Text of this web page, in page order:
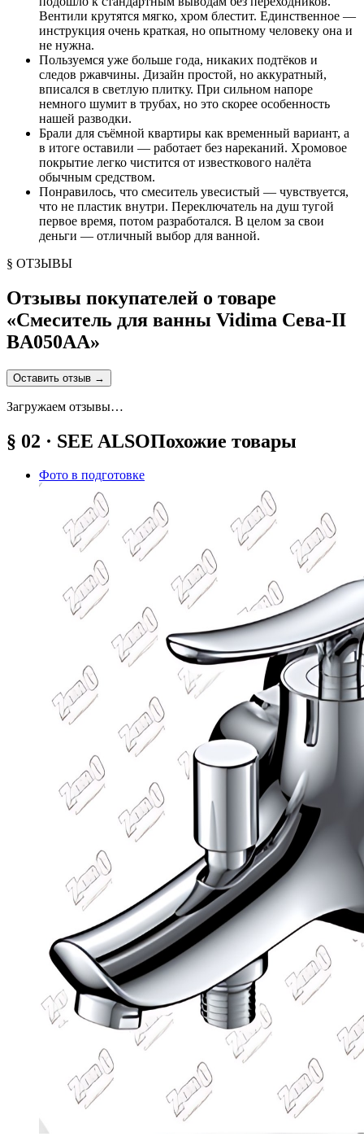
Вентили крутятся мягко, хром блестит. Единственное —
инструкция очень краткая, но опытному человеку она и
не нужна.
Пользуемся уже больше года, никаких подтёков и
следов ржавчины. Дизайн простой, но аккуратный,
вписался в светлую плитку. При сильном напоре
немного шумит в трубах, но это скорее особенность
нашей разводки.
Брали для съёмной квартиры как временный вариант, а
в итоге оставили — работает без нареканий. Хромовое
покрытие легко чистится от известкового налёта
обычным средством.
Понравилось, что смеситель увесистый — чувствуется,
что не пластик внутри. Переключатель на душ тугой
первое время, потом разработался. В целом за свои
деньги — отличный выбор для ванной.
§ ОТЗЫВЫ
Отзывы покупателей о товаре
«Смеситель для ванны Vidima Сева-II
BA050AA»
Оставить отзыв →
Загружаем отзывы…
§ 02 · SEE ALSOПохожие товары
Фото в подготовке